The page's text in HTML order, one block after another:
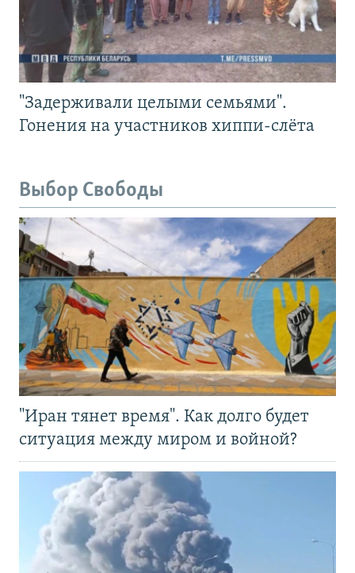
"Задерживали целыми семьями".
Гонения на участников хиппи-слёта
Выбор Свободы
"Иран тянет время". Как долго будет
ситуация между миром и войной?